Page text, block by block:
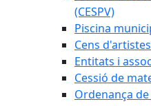
(CESPV)
Piscina
Cens
Entitats i
Cessió de
Ordenança